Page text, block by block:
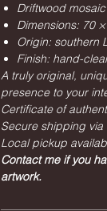
Driftwood mosaic
Dimensions: 70
Origin: southern
Finish: hand-
A truly original,
presence to your
Certificate of
Secure shipping via
Local pickup
Contact me if you
artwork.